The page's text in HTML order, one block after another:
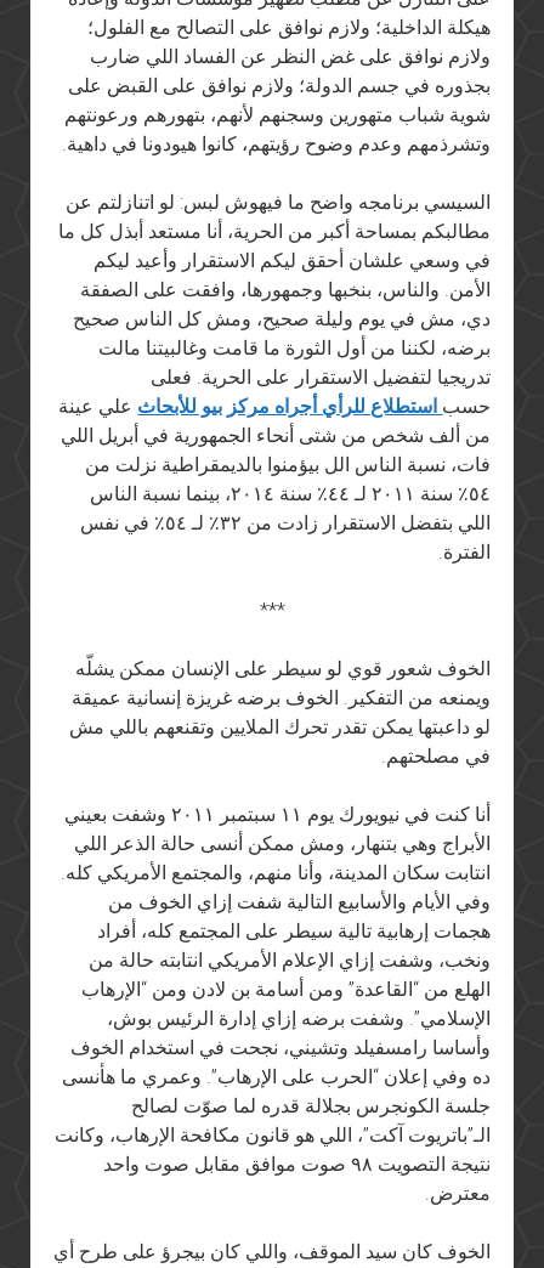
هيكلة الداخلية؛ ولازم نوافق على التصالح مع الفلول؛
ولازم نوافق على غض النظر عن الفساد اللي ضارب
بجذوره في جسم الدولة؛ ولازم نوافق على القبض على
شوية شباب متهورين وسجنهم لأنهم، بتهورهم ورعونتهم
وتشرذمهم وعدم وضوح رؤيتهم، كانوا هيودونا في داهية.
السيسي برنامجه واضح ما فيهوش لبس: لو اتنازلتم عن
مطالبكم بمساحة أكبر من الحرية، أنا مستعد أبذل كل ما
في وسعي علشان أحقق ليكم الاستقرار وأعيد ليكم
الأمن. والناس، بنخبها وجمهورها، وافقت على الصفقة
دي، مش في يوم وليلة صحيح، ومش كل الناس صحيح
برضه، لكننا من أول الثورة ما قامت وغالبيتنا مالت
تدريجيا لتفضيل الاستقرار على الحرية. فعلى
حسب استطلاع للرأي أجراه مركز بيو للأبحاث علي عينة
من ألف شخص من شتى أنحاء الجمهورية في أبريل اللي
فات، نسبة الناس الل بيؤمنوا بالديمقراطية نزلت من
٥٤٪ سنة ٢٠١١ لـ ٤٤٪ سنة ٢٠١٤، بينما نسبة الناس
اللي بتفضل الاستقرار زادت من ٣٢٪ لـ ٥٤٪ في نفس
الفترة.
***
الخوف شعور قوي لو سيطر على الإنسان ممكن يشلّه
ويمنعه من التفكير. الخوف برضه غريزة إنسانية عميقة
لو داعبتها يمكن تقدر تحرك الملايين وتقنعهم باللي مش
في مصلحتهم.
أنا كنت في نيويورك يوم ١١ سبتمبر ٢٠١١ وشفت بعيني
الأبراج وهي بتنهار، ومش ممكن أنسى حالة الذعر اللي
انتابت سكان المدينة، وأنا منهم، والمجتمع الأمريكي كله.
وفي الأيام والأسابيع التالية شفت إزاي الخوف من
هجمات إرهابية تالية سيطر على المجتمع كله، أفراد
ونخب، وشفت إزاي الإعلام الأمريكي انتابته حالة من
الهلع من “القاعدة” ومن أسامة بن لادن ومن “الإرهاب
الإسلامي”. وشفت برضه إزاي إدارة الرئيس بوش،
وأساسا رامسفيلد وتشيني، نجحت في استخدام الخوف
ده وفي إعلان “الحرب على الإرهاب”. وعمري ما هأنسى
جلسة الكونجرس بجلالة قدره لما صوّت لصالح
الـ”باتريوت آكت”، اللي هو قانون مكافحة الإرهاب، وكانت
نتيجة التصويت ٩٨ صوت موافق مقابل صوت واحد
معترض.
الخوف كان سيد الموقف، واللي كان بيجرؤ على طرح أي